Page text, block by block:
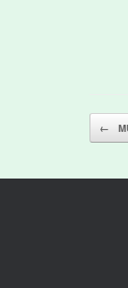
Post
←